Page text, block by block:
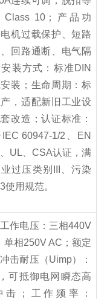
Class 10；产品功
机过载保护、短路
回路通断、电气隔
装方式：标准DIN
装；生命周期：标
，适配新旧工业设
改造；认证标准：
60947-1/2、EN
UL、CSA认证，满
过压类别III、污染
使用规范。
作电压：三相440V
单相250V AC；额定
击耐压（Uimp）：
可抵御电网瞬态高
击；工作频率：